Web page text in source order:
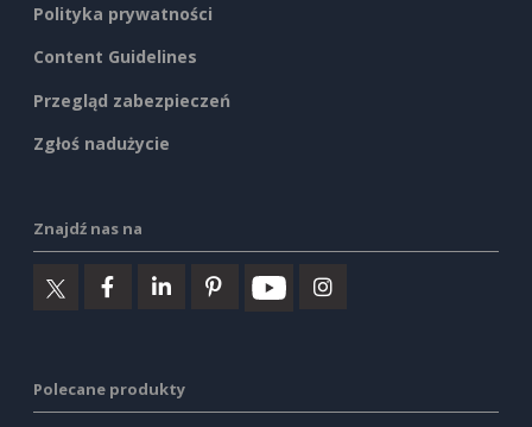
Polityka prywatności
Content Guidelines
Przegląd zabezpieczeń
Zgłoś nadużycie
Znajdź nas na
Polecane produkty